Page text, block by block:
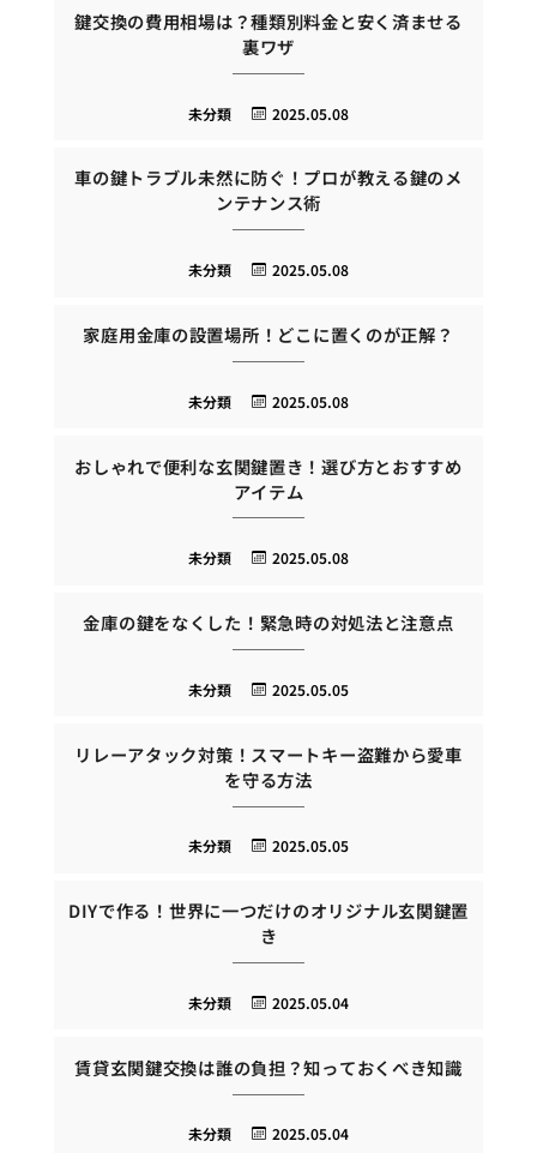
鍵交換の費用相場は？種類別料金と安く済ませる
裏ワザ
2025.05.08
未分類
車の鍵トラブル未然に防ぐ！プロが教える鍵のメ
ンテナンス術
2025.05.08
未分類
家庭用金庫の設置場所！どこに置くのが正解？
2025.05.08
未分類
おしゃれで便利な玄関鍵置き！選び方とおすすめ
アイテム
2025.05.08
未分類
金庫の鍵をなくした！緊急時の対処法と注意点
2025.05.05
未分類
リレーアタック対策！スマートキー盗難から愛車
を守る方法
2025.05.05
未分類
DIYで作る！世界に一つだけのオリジナル玄関鍵置
き
2025.05.04
未分類
賃貸玄関鍵交換は誰の負担？知っておくべき知識
2025.05.04
未分類